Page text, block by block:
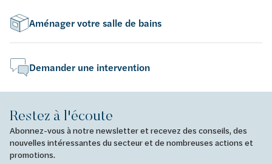
Aménager votre salle de bains
Demander une intervention
Restez à l'écoute
Abonnez-vous à notre newsletter et recevez des conseils, des
nouvelles intéressantes du secteur et de nombreuses actions et
promotions.